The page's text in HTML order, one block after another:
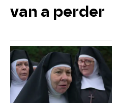
van a perder